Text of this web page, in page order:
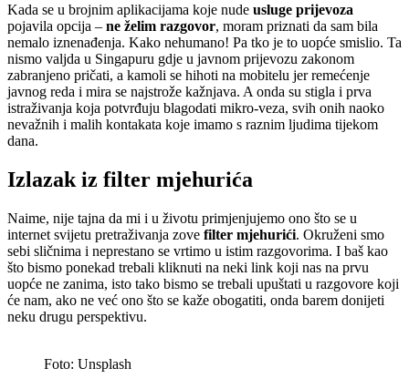
Kada se u brojnim aplikacijama koje nude usluge prijevoza
pojavila opcija – ne želim razgovor, moram priznati da sam bila
nemalo iznenađenja. Kako nehumano! Pa tko je to uopće smislio. Ta
nismo valjda u Singapuru gdje u javnom prijevozu zakonom
zabranjeno pričati, a kamoli se hihoti na mobitelu jer remećenje
javnog reda i mira se najstrože kažnjava. A onda su stigla i prva
istraživanja koja potvrđuju blagodati mikro-veza, svih onih naoko
nevažnih i malih kontakata koje imamo s raznim ljudima tijekom
dana.
Izlazak iz filter mjehurića
Naime, nije tajna da mi i u životu primjenjujemo ono što se u
internet svijetu pretraživanja zove filter mjehurići. Okruženi smo
sebi sličnima i neprestano se vrtimo u istim razgovorima. I baš kao
što bismo ponekad trebali kliknuti na neki link koji nas na prvu
uopće ne zanima, isto tako bismo se trebali upuštati u razgovore koji
će nam, ako ne već ono što se kaže obogatiti, onda barem donijeti
neku drugu perspektivu.
Foto: Unsplash